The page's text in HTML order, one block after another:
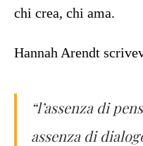
chi crea, chi ama.
Hannah Arendt
“l’assenza di
assenza di